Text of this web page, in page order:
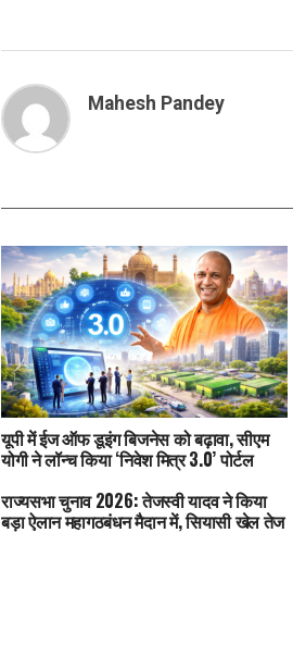
Mahesh Pandey
यूपी में ईज ऑफ डूइंग बिजनेस को बढ़ावा, सीएम
योगी ने लॉन्च किया ‘निवेश मित्र 3.0’ पोर्टल
राज्यसभा चुनाव 2026: तेजस्वी यादव ने किया
बड़ा ऐलान महागठबंधन मैदान में, सियासी खेल तेज